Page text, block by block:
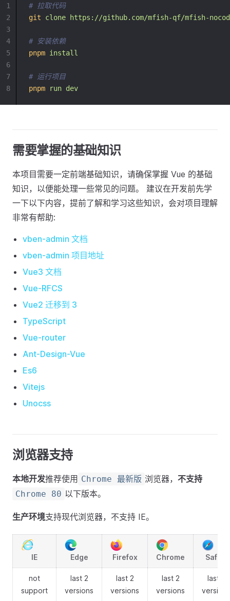
# 拉取代码
git
clone https://github.com/mfish-qf/mfish-
# 安装依赖
pnpm install
# 运行项目
pnpm
run dev
1
2
3
4
5
6
7
8
需要掌握的基础知识
本项目需要一定前端基础知识，请确保掌握 Vue 的基础
知识，以便能处理一些常见的问题。 建议在开发前先学
一下以下内容，提前了解和学习这些知识，会对项目理解
非常有帮助:
vben-admin 文档
vben-admin 项目地址
Vue3 文档
Vue-RFCS
Vue2 迁移到 3
TypeScript
Vue-router
Ant-Design-Vue
Es6
Vitejs
Unocss
浏览器支持
本地开发推荐使用 Chrome 最新版 浏览器， 不支持
Chrome 80 以下版本。
生产环境支持现代浏览器，不支持 IE。
IE Edge Firefox Chrome Safari
not
support
last 2
versions
last 2
versions
last 2
versions
last 2
versions